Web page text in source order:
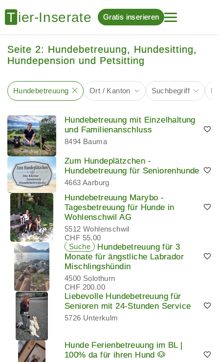
Gratis inserieren
Seite 2: Hundebetreuung, Hundesitting,
Hundepension und Petsitting
Hundebetreuung Ort / Kanton Suchbegriff
Hundebetreuung mit Einzelhaltung
und Familienanschluss
8494 Bauma
Zum Hundeplätzchen -
Hundebetreuung für Seniorenhunde
4663 Aarburg
Hundebetreuung Marybo -
Tagesbetreuung für Hunde in
Wohlenschwil AG
5512 Wohlenschwil
CHF 55.00
Suche
Hundebetreuung für 3
Monate für ängstliche Labrador
Mischlingshündin
4500 Solothurn
CHF 200.00
Liebevolle Hundebetreuung für
Senioren mit 24-Stunden Service
5726 Unterkulm
Hunde Ferienbetreuung im BL |
100% da für ihren Hund 🐶